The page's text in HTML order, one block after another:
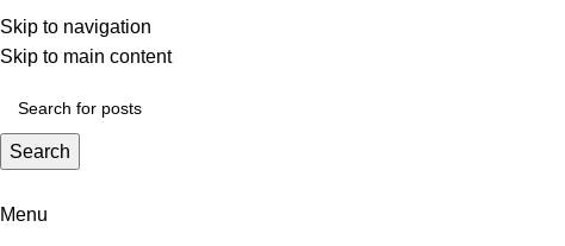
Skip to navigation
Skip to main content
ADD ANYTHING HERE OR JUST REMOVE IT…
Search
Menu